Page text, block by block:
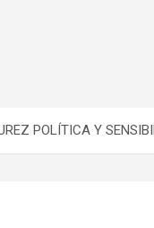
POLÍTICA Y